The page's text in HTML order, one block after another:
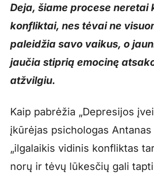
Deja, šiame procese neretai
konfliktai, nes tėvai ne
paleidžia savo vaikus, o
jaučia stiprią emocinę
atžvilgiu.
Kaip pabrėžia „Depresijos
įkūrėjas psichologas
„ilgalaikis vidinis konfliktas
norų ir tėvų lūkesčių gali